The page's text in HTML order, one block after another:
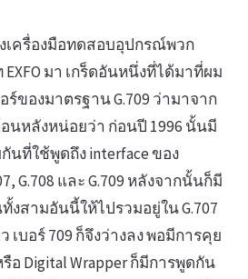
ครื่องมือทดสอบอุปกรณ์พวก
EXFO มา เกร็ดอันหนึ่งที่ได้มาที่ผม
ของมาตรฐาน G.709 ว่ามาจาก
นหลังหน่อยว่า ก่อนปี 1996 นั้นมี
นที่ใช้พูดถึง interface ของ
G.708 และ G.709 หลังจากนั้นก็มี
งสามอันนี้ให้ไปรวมอยู่ใน G.707
เบอร์ 709 ก็จึงว่างลง พอมีการคุย
อ Digital Wrapper ก็มีการพูดกัน